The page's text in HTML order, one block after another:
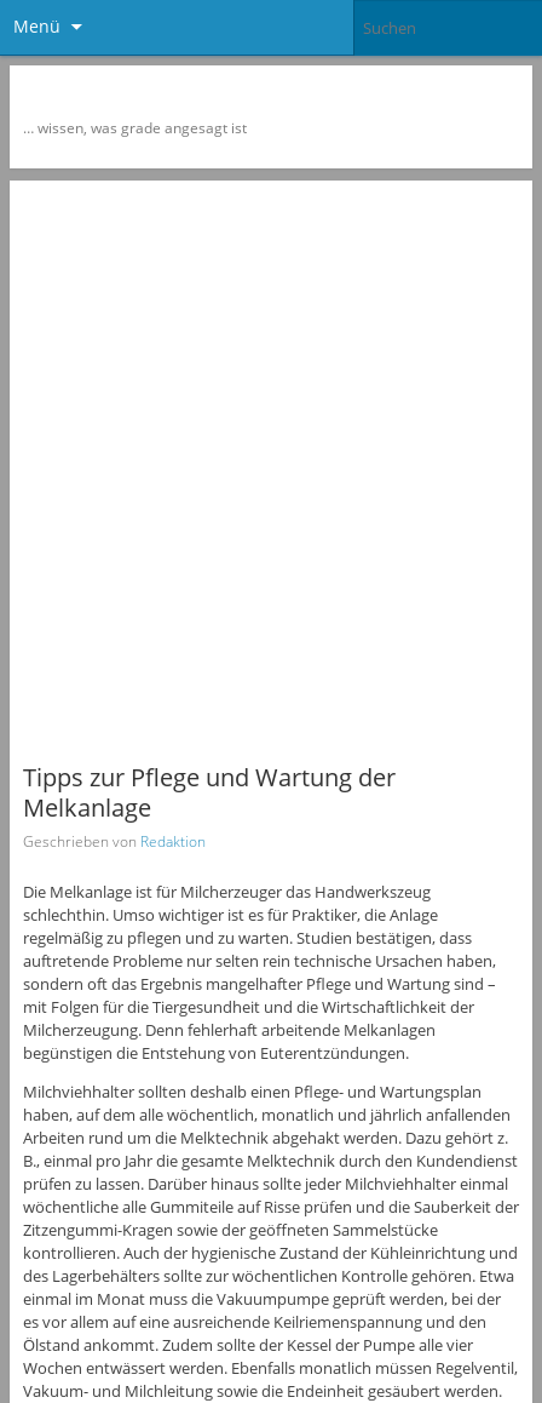
Menü
… wissen, was grade angesagt ist
Tipps zur Pflege und Wartung der
Melkanlage
Geschrieben von Redaktion
Die Melkanlage ist für Milcherzeuger das Handwerkszeug
schlechthin. Umso wichtiger ist es für Praktiker, die Anlage
regelmäßig zu pflegen und zu warten. Studien bestätigen, dass
auftretende Probleme nur selten rein technische Ursachen haben,
sondern oft das Ergebnis mangelhafter Pflege und Wartung sind –
mit Folgen für die Tiergesundheit und die Wirtschaftlichkeit der
Milcherzeugung. Denn fehlerhaft arbeitende Melkanlagen
begünstigen die Entstehung von Euterentzündungen.
Milchviehhalter sollten deshalb einen Pflege- und Wartungsplan
haben, auf dem alle wöchentlich, monatlich und jährlich anfallenden
Arbeiten rund um die Melktechnik abgehakt werden. Dazu gehört z.
B., einmal pro Jahr die gesamte Melktechnik durch den Kundendienst
prüfen zu lassen. Darüber hinaus sollte jeder Milchviehhalter einmal
wöchentliche alle Gummiteile auf Risse prüfen und die Sauberkeit der
Zitzengummi-Kragen sowie der geöffneten Sammelstücke
kontrollieren. Auch der hygienische Zustand der Kühleinrichtung und
des Lagerbehälters sollte zur wöchentlichen Kontrolle gehören. Etwa
einmal im Monat muss die Vakuumpumpe geprüft werden, bei der
es vor allem auf eine ausreichende Keilriemenspannung und den
Ölstand ankommt. Zudem sollte der Kessel der Pumpe alle vier
Wochen entwässert werden. Ebenfalls monatlich müssen Regelventil,
Vakuum- und Milchleitung sowie die Endeinheit gesäubert werden.